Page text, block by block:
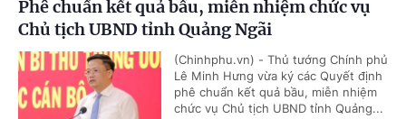
Phê chuẩn kết quả bầu, miễn nhiệm chức vụ
Chủ tịch UBND tỉnh Quảng Ngãi
(Chinhphu.vn) - Thủ tướng Chính phủ
Lê Minh Hưng vừa ký các Quyết định
phê chuẩn kết quả bầu, miễn nhiệm
chức vụ Chủ tịch UBND tỉnh Quảng...